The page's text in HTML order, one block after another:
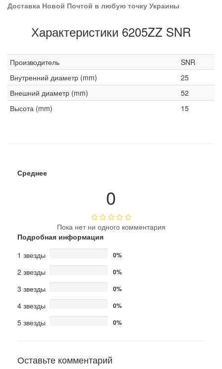
Доставка Новой Почтой в любую точку Украины
Характеристики 6205ZZ SNR
Производитель
SNR
Внутренний диаметр (mm)
25
Внешний диаметр (mm)
52
Высота (mm)
15
Среднее
0
Пока нет ни одного комментария
Подробная информация
1 звезды
0%
2 звезды 0%
3 звезды 0%
4 звезды 0%
5 звезды 0%
Оставьте комментарий